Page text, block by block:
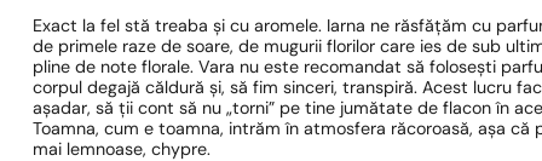
Exact la fel stă treaba și cu aromele. Iarna ne răsfățăm cu
de primele raze de soare, de mugurii florilor care ies de sub
pline de note florale. Vara nu este recomandat să folosești
corpul degajă căldură și, să fim sinceri, transpiră. Acest lucru
așadar, să ții cont să nu „torni” pe tine jumătate de flacon în
Toamna, cum e toamna, intrăm în atmosfera răcoroasă, așa
mai lemnoase, chypre.